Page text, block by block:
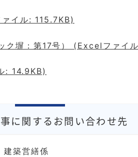
イル: 115.7KB)
ク塀：第17号） (Excelファイ
: 14.9KB)
に関するお問い合わせ先
建築営繕係